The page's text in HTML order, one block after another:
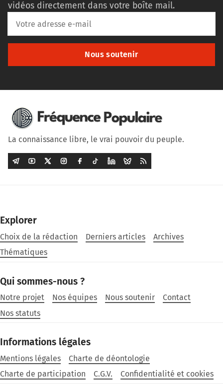
vidéos directement dans votre boîte mail.
Nous soutenir
La connaissance libre, le vrai pouvoir du peuple.
Explorer
Choix de la rédaction Derniers articles
Archives
Thématiques
Qui sommes-nous ?
Notre projet Nos équipes Nous soutenir
Contact
Nos statuts
Informations légales
Mentions légales
Charte de déontologie
Charte de participation
C.G.V. Confidentialité et cookies